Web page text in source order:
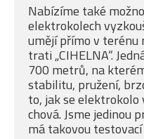
Nabízíme také
elektrokolech
umějí přímo v terénu
trati „CIHELNA“.
700 metrů, na
stabilitu, pružení,
to, jak se
chová. Jsme jedinou
má takovou